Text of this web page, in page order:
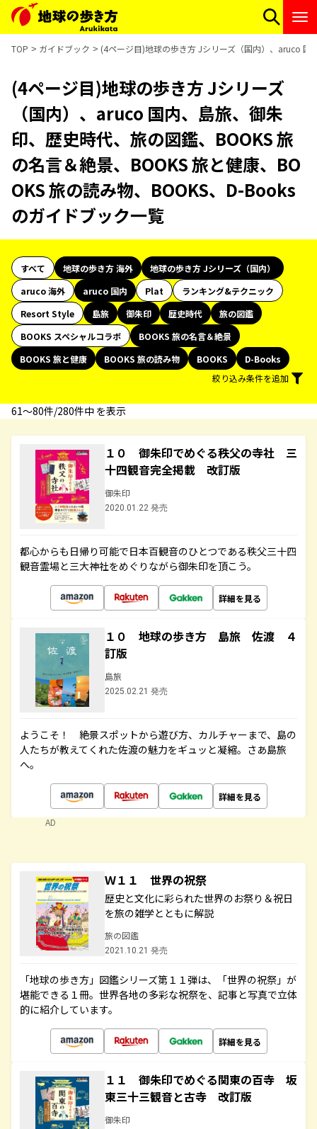
TOP ガイドブック (4ページ目)地球の歩き方 Jシリーズ（国内）、aruco 国
(4ページ目)地球の歩き方 Jシリーズ
（国内）、aruco 国内、島旅、御朱
印、歴史時代、旅の図鑑、BOOKS 旅
の名言＆絶景、BOOKS 旅と健康、BO
OKS 旅の読み物、BOOKS、D-Books
のガイドブック一覧
すべて 地球の歩き方 海外
地球の歩き方 Jシリーズ（国内）
aruco 海外
aruco 国内 Plat
ランキング&テクニック
Resort Style
島旅 御朱印 歴史時代
旅の図鑑
BOOKS スペシャルコラボ
BOOKS 旅の名言＆絶景
BOOKS 旅と健康
BOOKS 旅の読み物 BOOKS
D-Books
絞り込み条件を追加
61〜80件/280件中 を表示
１０ 御朱印でめぐる秩父の寺社 三
十四観音完全掲載 改訂版
御朱印
2020.01.22 発売
都心からも日帰り可能で日本百観音のひとつである秩父三十四
観音霊場と三大神社をめぐりながら御朱印を頂こう。
詳細を見る
１０ 地球の歩き方 島旅 佐渡 ４
訂版
島旅
2025.02.21 発売
ようこそ！ 絶景スポットから遊び方、カルチャーまで、島の
人たちが教えてくれた佐渡の魅力をギュッと凝縮。さあ島旅
へ。
詳細を見る
AD
Ｗ１１ 世界の祝祭
歴史と文化に彩られた世界のお祭り＆祝日
を旅の雑学とともに解説
旅の図鑑
2021.10.21 発売
「地球の歩き方」図鑑シリーズ第１１弾は、「世界の祝祭」が
堪能できる１冊。世界各地の多彩な祝祭を、記事と写真で立体
的に紹介しています。
詳細を見る
１１ 御朱印でめぐる関東の百寺 坂
東三十三観音と古寺 改訂版
御朱印